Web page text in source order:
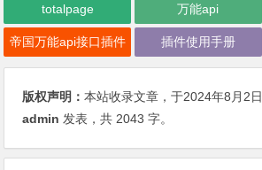
totalpage 万能api
帝国万能api接口插件 插件使用手册
版权声明：本站收录文章，于2024年8月2日
admin 发表，共 2043 字。